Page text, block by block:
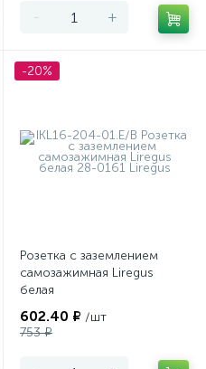
- +
-20%
Розетка с заземлением
самозажимная Liregus
белая
602.40 ₽ /шт
753 ₽